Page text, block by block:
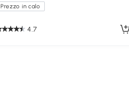
Prezzo in calo
4.7